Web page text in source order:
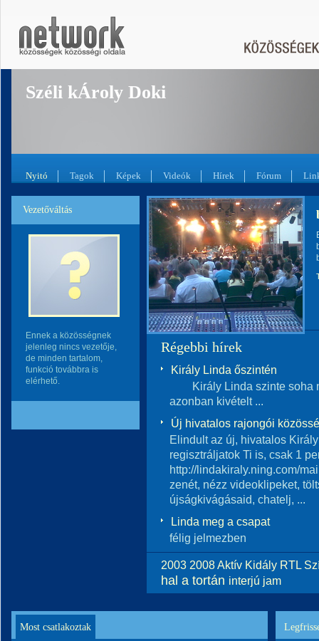
Széli kÁroly Doki
Nyitó Tagok Képek Videók Hírek Fórum
Vezetőváltás
Ennek a közösségnek
jelenleg nincs vezetője,
de minden tartalom,
funkció továbbra is
elérhető.
Régebbi hírek
Király Linda őszintén
Király Linda szinte soha
azonban kivételt ...
Új hivatalos rajongói
Elindult az új, hivatalos
regisztráljatok Ti is, csak 1
http://lindakiraly.ning.com/
zenét, nézz videoklipeket,
újságkivágásaid, chatelj, ...
Linda meg a csapat
félig jelmezben
2003 2008Aktív Kidály RTL
hal a tortán interjú jam
Most csatlakoztak